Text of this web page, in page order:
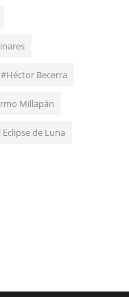
#Héctor Becerra
Millapán
de Luna